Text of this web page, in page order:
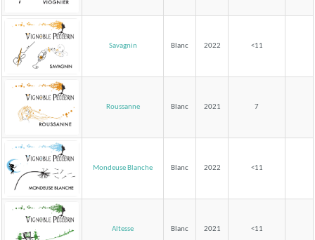
Savagnin Blanc 2022 <11
Roussanne Blanc 2021 7
Mondeuse Blanche Blanc 2022 <11
Altesse Blanc 2021 <11